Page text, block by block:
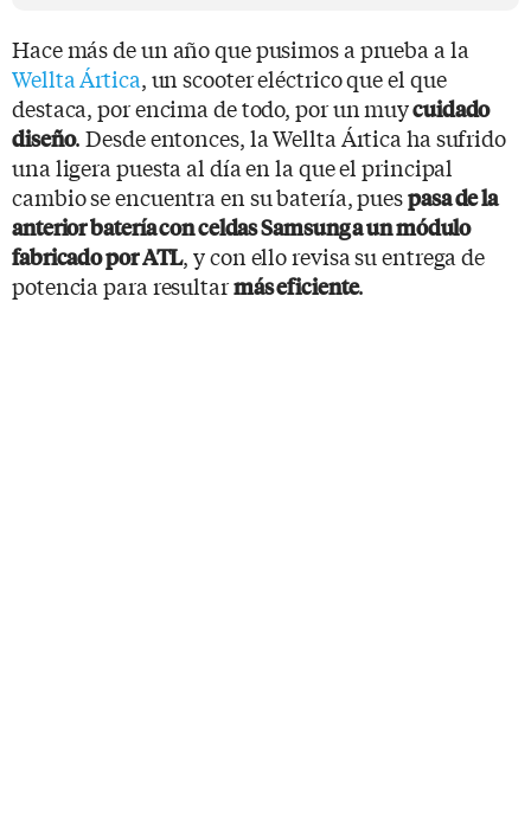
Hace más de un año que pusimos a prueba a la
Wellta Ártica, un scooter eléctrico que el que
destaca, por encima de todo, por un muycuidado
diseño. Desde entonces, la Wellta Ártica ha sufrido
una ligera puesta al día en la que el principal
cambio se encuentra en su batería, puespasa de la
anterior batería con celdas Samsung a un módulo
fabricado por ATL, y con ello revisa su entrega de
potencia para resultarmás eficiente.